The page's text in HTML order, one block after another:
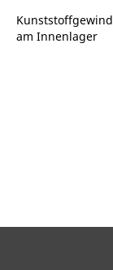
am Innenlager